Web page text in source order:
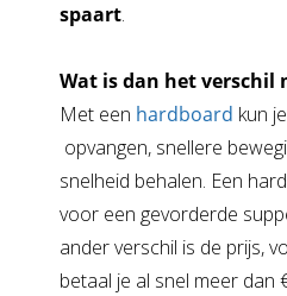
spaart.
Wat is dan het verschil
Met een hardboard kun
opvangen, snellere
snelheid behalen. Een
voor een gevorderde
ander verschil is de prijs,
betaal je al snel meer dan